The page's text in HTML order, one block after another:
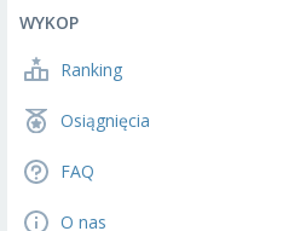
WYKOP
Ranking
Osiągnięcia
FAQ
O nas